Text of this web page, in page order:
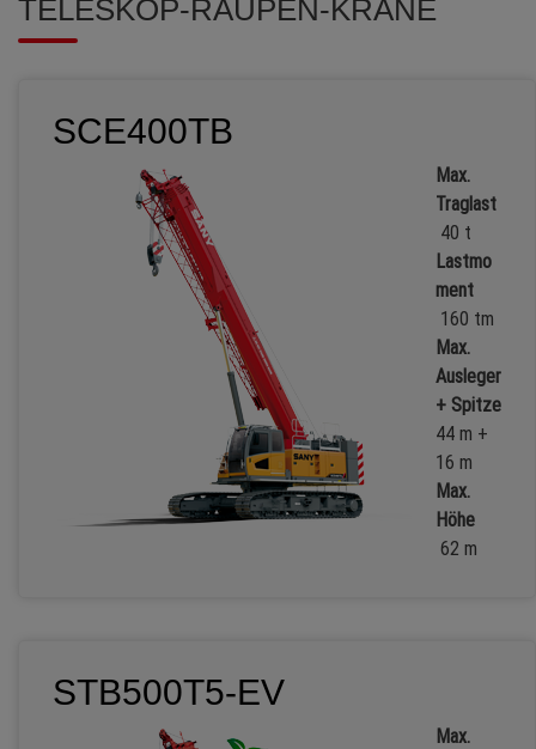
TELESKOP-RAUPEN-KRANE
SCE400TB
Max.
Traglast
40 t
Lastmo
ment
160 tm
Max.
Ausleger
+ Spitze
44 m +
16 m
Max.
Höhe
62 m
STB500T5-EV
Max.